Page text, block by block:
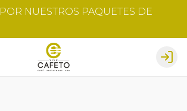
NUESTROS PAQUETES DE